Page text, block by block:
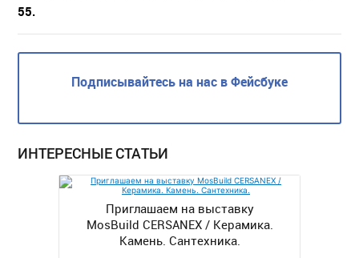
55.
Подписывайтесь на нас в Фейсбуке
ИНТЕРЕСНЫЕ СТАТЬИ
Приглашаем на выставку
MosBuild CERSANEX / Керамика.
Камень. Сантехника.